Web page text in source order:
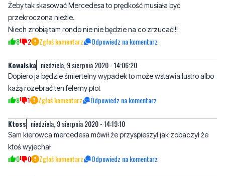
Żeby tak skasować Mercedesa to prędkość musiała być
przekroczona nieźle.
Niech zrobią tam rondo nie nie będzie na co zrzucać!!!
8 2 Zgłoś komentarz Odpowiedz na komentarz
Kowalska niedziela, 9 sierpnia 2020 - 14:06:20
Dopiero ja będzie śmiertelny wypadek to może wstawia lustro albo
każą rozebrać ten felerny płot
8 1 Zgłoś komentarz Odpowiedz na komentarz
Ktoss niedziela, 9 sierpnia 2020 - 14:19:10
Sam kierowca mercedesa mówił że przyspieszył jak zobaczył że
ktoś wyjechał
0 0 Zgłoś komentarz Odpowiedz na komentarz